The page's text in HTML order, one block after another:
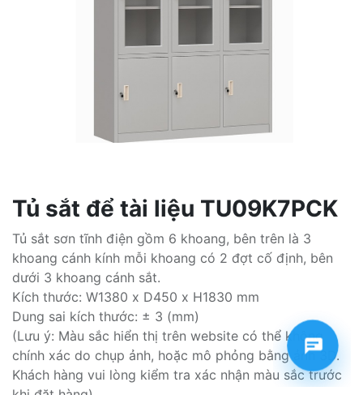
Tủ sắt để tài liệu TU09K7PCK
Tủ sắt sơn tĩnh điện gồm 6 khoang, bên trên là 3
khoang cánh kính mỗi khoang có 2 đợt cố định, bên
dưới 3 khoang cánh sắt.
Kích thước: W1380 x D450 x H1830 mm
Dung sai kích thước: ± 3 (mm)
(Lưu ý: Màu sắc hiển thị trên website có thể không
chính xác do chụp ảnh, hoặc mô phỏng bằng ảnh 3D.
Khách hàng vui lòng kiểm tra xác nhận màu sắc trước